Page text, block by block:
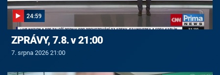
24:59
ZPRÁVY, 7.8. v 21:00
7. srpna 2026 21:00